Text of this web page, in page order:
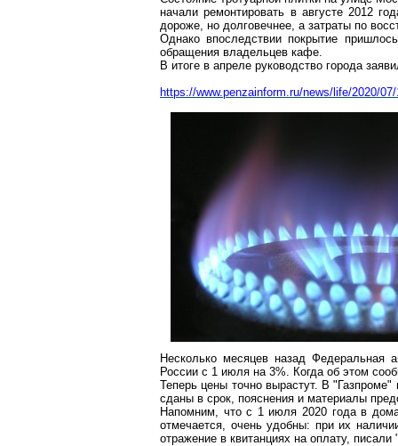
началиремонтировать в августе 2012
дороже, но долговечнее, а затраты по
Однако впоследствии покрытие
обращения владельцев кафе.
В итоге в апреле руководство города
https://www.penzainform.ru/news/life/2020/
Несколько месяцев назад Федеральная
России с 1 июля на 3%. Когда об этом
Теперь цены точно вырастут. В
сданы в срок, пояснения и материалы
Напомним, что с 1 июля 2020 года в
отмечается, очень удобны: при их
отражение в квитанциях на оплату, писали